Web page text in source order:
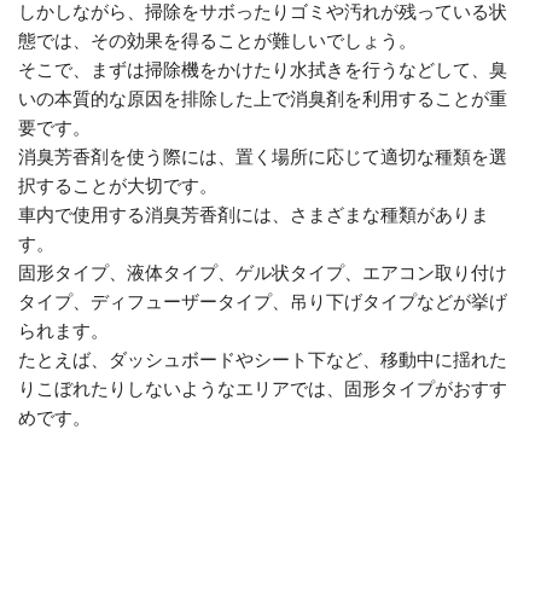
しかしながら、掃除をサボったりゴミや汚れが残っている状
態では、その効果を得ることが難しいでしょう。
そこで、まずは掃除機をかけたり水拭きを行うなどして、臭
いの本質的な原因を排除した上で消臭剤を利用することが重
要です。
消臭芳香剤を使う際には、置く場所に応じて適切な種類を選
択することが大切です。
車内で使用する消臭芳香剤には、さまざまな種類がありま
す。
固形タイプ、液体タイプ、ゲル状タイプ、エアコン取り付け
タイプ、ディフューザータイプ、吊り下げタイプなどが挙げ
られます。
たとえば、ダッシュボードやシート下など、移動中に揺れた
りこぼれたりしないようなエリアでは、固形タイプがおすす
めです。